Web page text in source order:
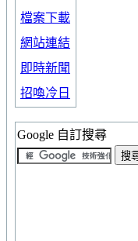
檔案下載
網站連結
即時新聞
招喚冷日
Google 自訂搜尋